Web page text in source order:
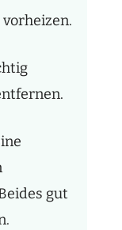
vorheizen.
gut